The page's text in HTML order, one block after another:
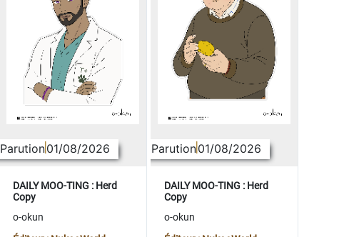
Parution01/08/2026
DAILY MOO-TING : Herd
Copy
o-okun
Parution01/08/2026
DAILY MOO-TING : Herd
Copy
o-okun